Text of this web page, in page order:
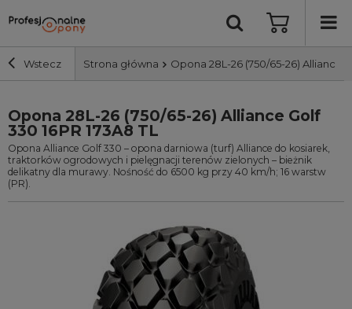
Wstecz Strona główna Opona 28L-26 (750/65-26) Alliance
Szerokość i profil
Średnica
Producent
Opona 28L-26 (750/65-26) Alliance Golf
330 16PR 173A8 TL
Opona Alliance Golf 330 – opona darniowa (turf) Alliance do kosiarek,
traktorków ogrodowych i pielęgnacji terenów zielonych – bieżnik
delikatny dla murawy. Nośność do 6500 kg przy 40 km/h; 16 warstw
(PR).